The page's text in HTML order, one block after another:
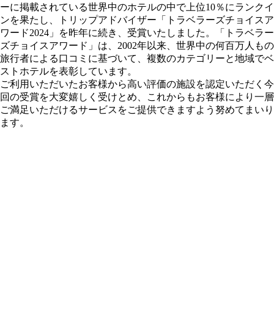
ーに掲載されている世界中のホテルの中で上位10％にランクイ
ンを果たし、トリップアドバイザー「トラベラーズチョイスア
ワード2024」を昨年に続き、受賞いたしました。「トラベラー
ズチョイスアワード」は、2002年以来、世界中の何百万人もの
旅行者による口コミに基づいて、複数のカテゴリーと地域でベ
ストホテルを表彰しています。
ご利用いただいたお客様から高い評価の施設を認定いただく今
回の受賞を大変嬉しく受けとめ、これからもお客様により一層
ご満足いただけるサービスをご提供できますよう努めてまいり
ます。